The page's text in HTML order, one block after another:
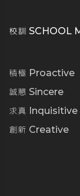
校訓 SCHOOL
積極 Proactive
誠懇 Sincere
求真 Inquisitive
創新 Creative